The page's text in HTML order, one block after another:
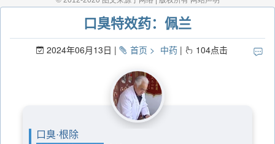
口臭特效药：佩兰
2024年06月13日 首页 中药 104点击
口臭·根除